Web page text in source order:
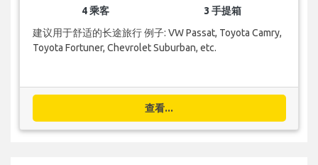
4 乘客
3 手提箱
建议用于舒适的长途旅行 例子: VW Passat, Toyota Camry,
Toyota Fortuner, Chevrolet Suburban, etc.
查看...